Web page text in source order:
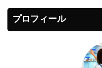
プロフィール